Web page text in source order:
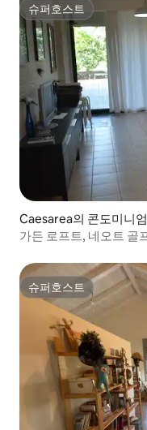
슈퍼호스트
슈퍼호스트
Caesarea의 콘도미니엄
가든 로프트, 네오트 골
슈퍼호스트
슈퍼호스트